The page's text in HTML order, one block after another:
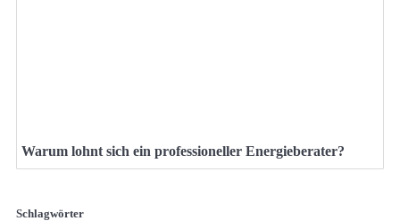
Warum lohnt sich ein professioneller Energieberater?
Schlagwörter